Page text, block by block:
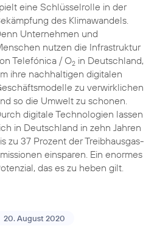
eine Schlüsselrolle in der
des Klimawandels.
Unternehmen und
nutzen die Infrastruktur
Telefónica / O2in Deutschland,
ihre nachhaltigen digitalen
zu verwirklichen
so die Umwelt zu schonen.
digitale Technologien lassen
in Deutschland in zehn Jahren
zu 37 Prozent der Treibhausgas-
einsparen. Ein enormes
das es zu heben gilt.
20. August 2020